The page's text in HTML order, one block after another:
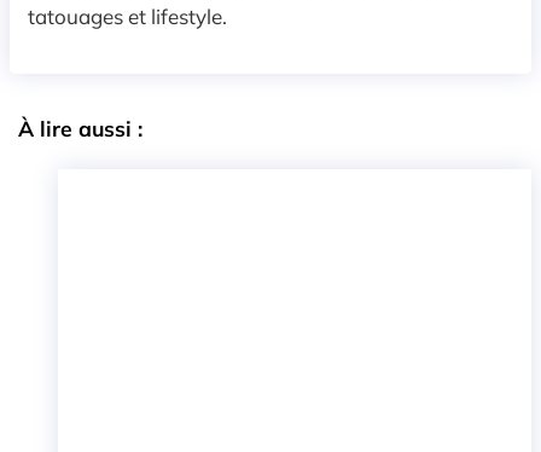
tatouages et lifestyle.
À lire aussi :